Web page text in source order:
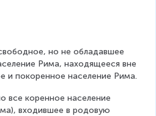
но не обладавшее
Рима, находящееся вне
покоренное население Рима.
все коренное население
входившее в родовую